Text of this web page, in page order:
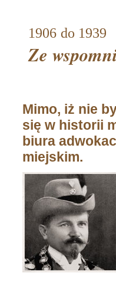
1906 do 1939
Ze
Mimo, iż nie
się w historii
biura
miejskim.